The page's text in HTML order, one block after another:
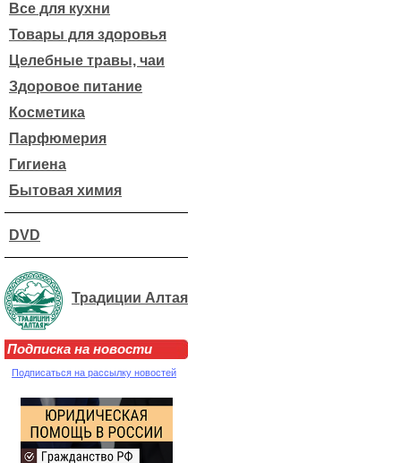
Все для кухни
Товары для здоровья
Целебные травы, чаи
Здоровое питание
Косметика
Парфюмерия
Гигиена
Бытовая химия
DVD
Традиции Алтая
Подписка на новости
Подписаться на рассылку новостей